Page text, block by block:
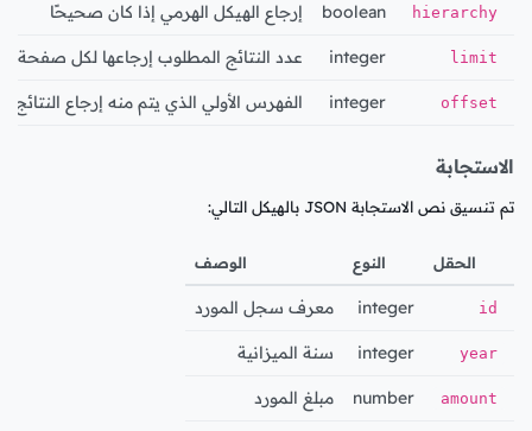
hierarchy
boolean إرجاع الهيكل الهرمي إذا كان صحيحًا
limit
integer عدد النتائج المطلوب إرجاعها لكل صفحة
offset
integer الفهرس الأولي الذي يتم منه إرجاع النتائج
الاستجابة
تم تنسيق نص الاستجابة JSON بالهيكل التالي:
الحقل النوع الوصف
id
integer معرف سجل المورد
year
integer سنة الميزانية
amount
number مبلغ المورد